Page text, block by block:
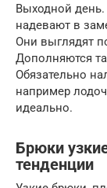
Выходной день.
надевают в
Они выглядят
Дополняются
Обязательно
например
идеально.
Брюки
тенденции